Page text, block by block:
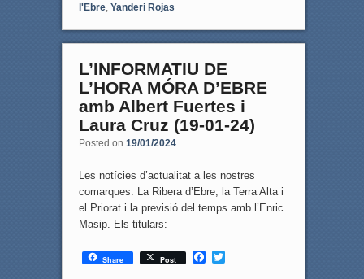
l'Ebre, Yanderi Rojas
L’INFORMATIU DE
L’HORA MÓRA D’EBRE
amb Albert Fuertes i
Laura Cruz (19-01-24)
Posted on 19/01/2024
Les notícies d’actualitat a les nostres
comarques: La Ribera d’Ebre, la Terra Alta i
el Priorat i la previsió del temps amb l’Enric
Masip. Els titulars:
Share Post
F
T